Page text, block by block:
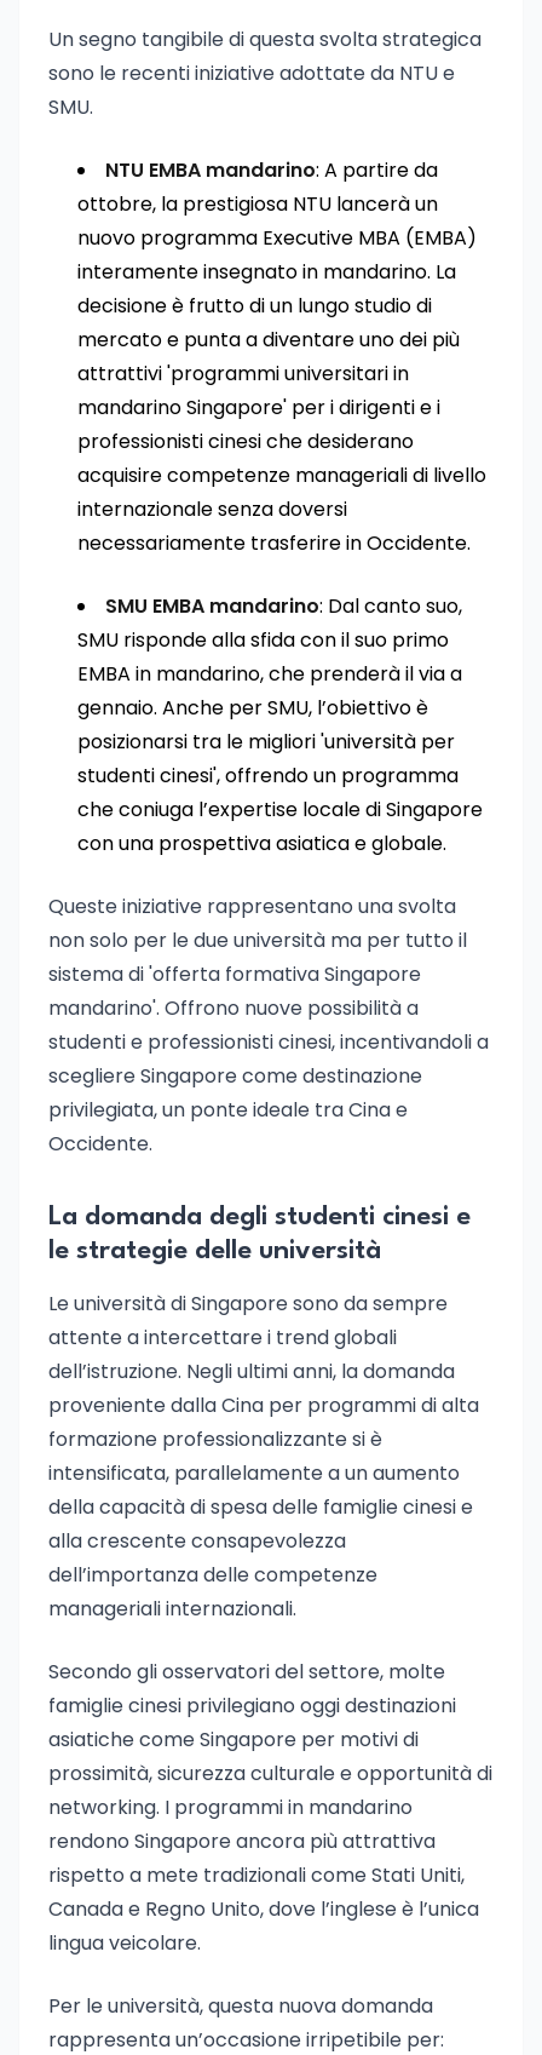
Un segno tangibile di questa svolta strategica
sono le recenti iniziative adottate da NTU e
SMU.
NTU EMBA mandarino: A partire da
ottobre, la prestigiosa NTU lancerà un
nuovo programma Executive MBA (EMBA)
interamente insegnato in mandarino. La
decisione è frutto di un lungo studio di
mercato e punta a diventare uno dei più
attrattivi 'programmi universitari in
mandarino Singapore' per i dirigenti e i
professionisti cinesi che desiderano
acquisire competenze manageriali di livello
internazionale senza doversi
necessariamente trasferire in Occidente.
SMU EMBA mandarino: Dal canto suo,
SMU risponde alla sfida con il suo primo
EMBA in mandarino, che prenderà il via a
gennaio. Anche per SMU, l’obiettivo è
posizionarsi tra le migliori 'università per
studenti cinesi', offrendo un programma
che coniuga l’expertise locale di Singapore
con una prospettiva asiatica e globale.
Queste iniziative rappresentano una svolta
non solo per le due università ma per tutto il
sistema di 'offerta formativa Singapore
mandarino'. Offrono nuove possibilità a
studenti e professionisti cinesi, incentivandoli a
scegliere Singapore come destinazione
privilegiata, un ponte ideale tra Cina e
Occidente.
La domanda degli studenti cinesi e
le strategie delle università
Le università di Singapore sono da sempre
attente a intercettare i trend globali
dell’istruzione. Negli ultimi anni, la domanda
proveniente dalla Cina per programmi di alta
formazione professionalizzante si è
intensificata, parallelamente a un aumento
della capacità di spesa delle famiglie cinesi e
alla crescente consapevolezza
dell’importanza delle competenze
manageriali internazionali.
Secondo gli osservatori del settore, molte
famiglie cinesi privilegiano oggi destinazioni
asiatiche come Singapore per motivi di
prossimità, sicurezza culturale e opportunità di
networking. I programmi in mandarino
rendono Singapore ancora più attrattiva
rispetto a mete tradizionali come Stati Uniti,
Canada e Regno Unito, dove l’inglese è l’unica
lingua veicolare.
Per le università, questa nuova domanda
rappresenta un’occasione irripetibile per: